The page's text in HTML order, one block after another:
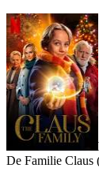
De Familie Claus